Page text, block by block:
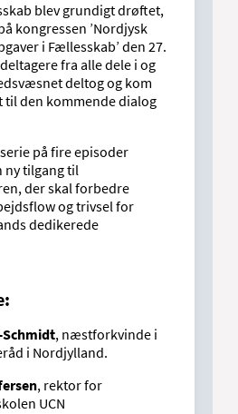
blev grundigt drøftet,
kongressen ’Nordjysk
i Fællesskab’ den 27.
fra alle dele i og
deltog og kom
til den kommende dialog
på fire episoder
ny tilgang til
der skal forbedre
og trivsel for
dedikerede
, næstforkvinde i
i Nordjylland.
, rektor for
UCN